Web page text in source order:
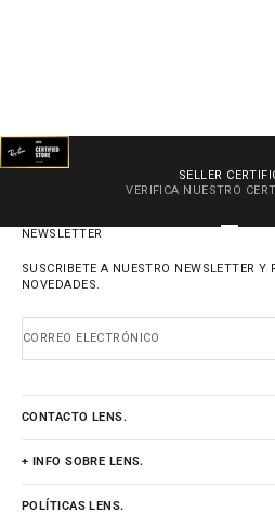
SELLER
VERIFICA NUESTRO
NEWSLETTER
SUSCRIBETE A NUESTRO NEWSLETTER Y
NOVEDADES.
CORREO ELECTRÓNICO
CONTACTO LENS.
+ INFO SOBRE LENS.
POLÍTICAS LENS.